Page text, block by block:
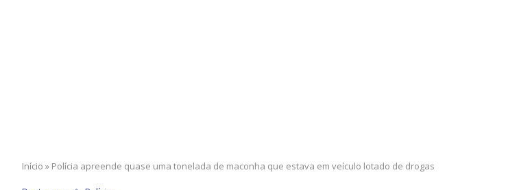
Início » Polícia apreende quase uma tonelada de maconha que estava em veículo lotado de drogas